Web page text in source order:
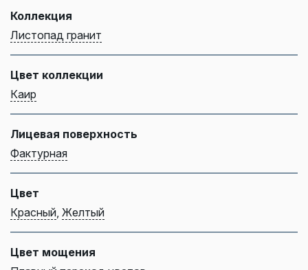
Коллекция
Листопад гранит
Цвет коллекции
Каир
Лицевая поверхность
Фактурная
Цвет
Красный Желтый
Цвет мощения